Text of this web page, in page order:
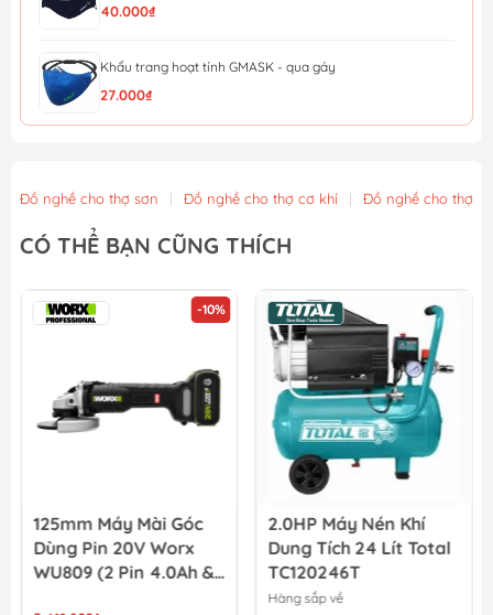
40.000₫
Khẩu trang hoạt tính GMASK - qua gáy
27.000₫
Khẩu Trang Lọc Độc (MM Đài loan) Bảo Bình 620
22.000₫
Khẩu Trang Than Hoạt Tính Evergreen C750V
Đồ nghề cho thợ sơn | Đồ nghề cho thợ cơ khí | Đồ nghề cho thợ
CÓ THỂ BẠN CŨNG THÍCH
-10%
125mm Máy Mài Góc
Dùng Pin 20V Worx
WU809 (2 Pin 4.0Ah &
2.0HP Máy Nén Khí
Dung Tích 24 Lít Total
TC120246T
Hàng sắp về